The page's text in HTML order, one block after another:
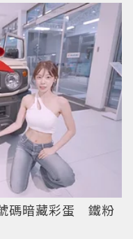
碼暗藏彩蛋 鐵粉